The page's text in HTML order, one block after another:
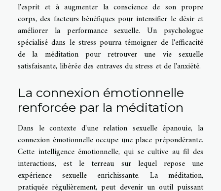
l'esprit et à augmenter la conscience de son propre
corps, des facteurs bénéfiques pour intensifier le désir et
améliorer la performance sexuelle. Un psychologue
spécialisé dans le stress pourra témoigner de l'efficacité
de la méditation pour retrouver une vie sexuelle
satisfaisante, libérée des entraves du stress et de l'anxiété.
La connexion émotionnelle
renforcée par la méditation
Dans le contexte d'une relation sexuelle épanouie, la
connexion émotionnelle occupe une place prépondérante.
Cette intelligence émotionnelle, qui se cultive au fil des
interactions, est le terreau sur lequel repose une
expérience sexuelle enrichissante. La méditation,
pratiquée régulièrement, peut devenir un outil puissant